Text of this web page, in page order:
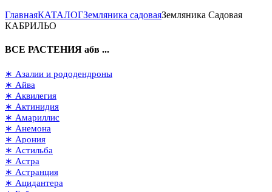
ГлавнаяКАТАЛОГЗемляника садоваяЗемляника Садовая
КАБРИЛЬО
ВСЕ РАСТЕНИЯ абв ...
∗ Азалии и рододендроны
∗ Айва
∗ Аквилегия
∗ Актинидия
∗ Амариллис
∗ Анемона
∗ Арония
∗ Астильба
∗ Астра
∗ Астранция
∗ Ацидантера